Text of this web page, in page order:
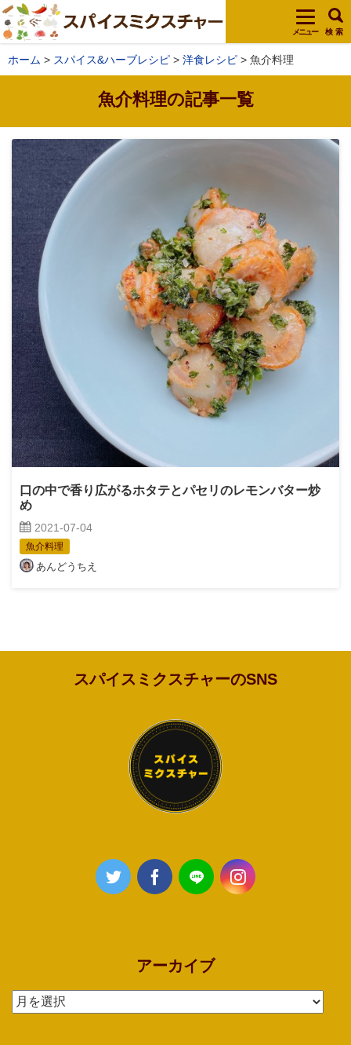
メニュー 検 索
ホーム スパイス&ハーブレシピ 洋食レシピ 魚介料理
魚介料理の記事一覧
口の中で香り広がるホタテとパセリのレモンバター炒
め
2021-07-04
魚介料理
あんどうちえ
スパイスミクスチャーのSNS
アーカイブ
ア